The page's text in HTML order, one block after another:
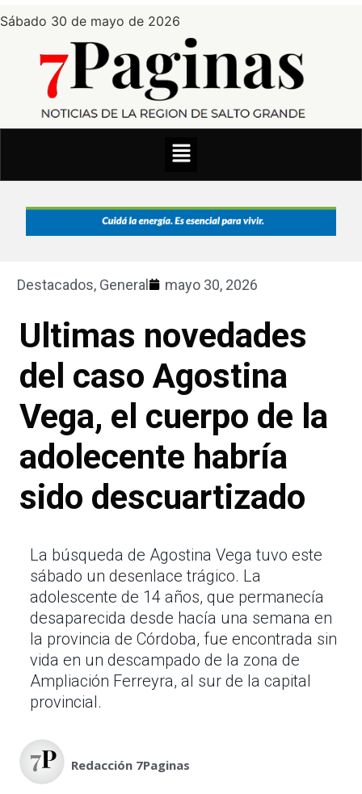
Sábado 30 de mayo de 2026
Destacados, General mayo 30, 2026
Ultimas novedades
del caso Agostina
Vega, el cuerpo de la
adolecente habría
sido descuartizado
La búsqueda de Agostina Vega tuvo este
sábado un desenlace trágico. La
adolescente de 14 años, que permanecía
desaparecida desde hacía una semana en
la provincia de Córdoba, fue encontrada sin
vida en un descampado de la zona de
Ampliación Ferreyra, al sur de la capital
provincial.
Redacción 7Paginas